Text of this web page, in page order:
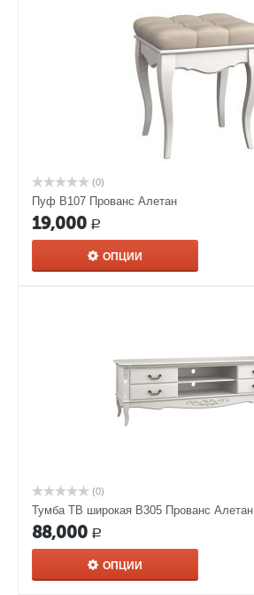
(0)
Пуф В107 Прованс Алетан
19,000 Р
ОПЦИИ
(0)
Тумба ТВ широкая В305 Прованс Алетан
88,000 Р
ОПЦИИ